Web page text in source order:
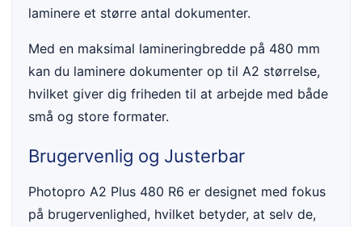
laminere et større antal dokumenter.
Med en maksimal lamineringbredde på 480 mm
kan du laminere dokumenter op til A2 størrelse,
hvilket giver dig friheden til at arbejde med både
små og store formater.
Brugervenlig og Justerbar
Photopro A2 Plus 480 R6 er designet med fokus
på brugervenlighed, hvilket betyder, at selv de,